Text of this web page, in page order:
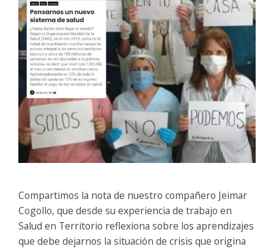
Compartimos la nota de nuestro compañero Jeimar
Cogollo, que desde su experiencia de trabajo en
Salud en Territorio reflexiona sobre los aprendizajes
que debe dejarnos la situación de crisis que origina